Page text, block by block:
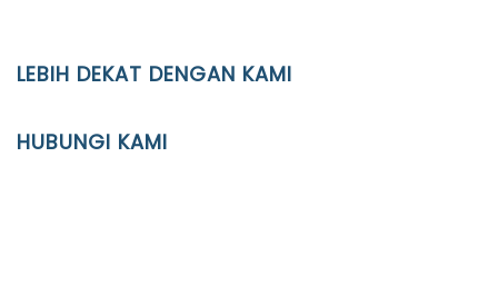
LEBIH DEKAT DENGAN KAMI
HUBUNGI KAMI